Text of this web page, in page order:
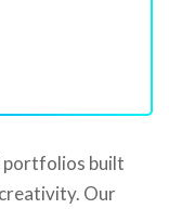
portfolios built
Our